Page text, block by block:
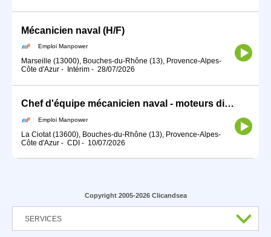
Mécanicien naval (H/F)
Emploi Manpower
Marseille (13000), Bouches-du-Rhône (13), Provence-Alpes-
Côte d'Azur - Intérim - 28/07/2026
Chef d'équipe mécanicien naval - moteurs diesel (H/F)
Emploi Manpower
La Ciotat (13600), Bouches-du-Rhône (13), Provence-Alpes-
Côte d'Azur - CDI - 10/07/2026
Copyright 2005-2026 Clicandsea
SERVICES